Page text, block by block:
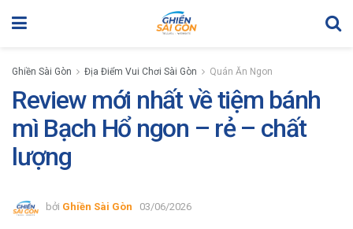
Ghiền Sài Gòn Địa Điểm Vui Chơi Sài Gòn Quán Ăn Ngon
Review mới nhất về tiệm bánh
mì Bạch Hổ ngon – rẻ – chất
lượng
bởi Ghiền Sài Gòn 03/06/2026